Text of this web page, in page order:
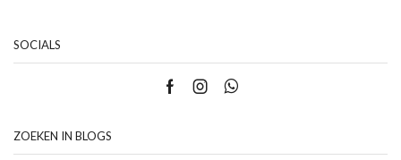
SOCIALS
Facebook
InstagramWhatsapp
ZOEKEN IN BLOGS